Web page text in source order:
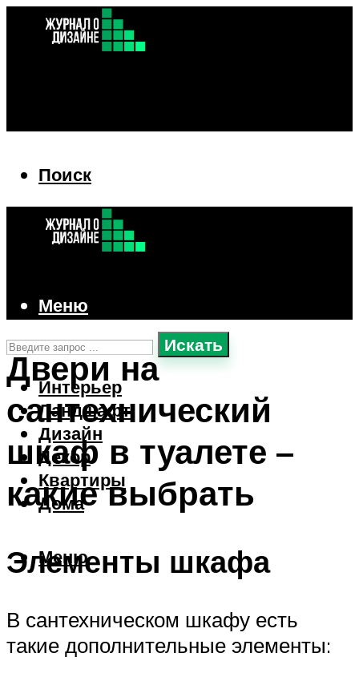
Поиск
Искать
Интерьер
Ландшафт
Дизайн
Декор
Квартиры
Дома
Меню
Меню
Двери на
сантехнический
шкаф в туалете –
какие выбрать
Элементы шкафа
В сантехническом шкафу есть
такие дополнительные элементы: